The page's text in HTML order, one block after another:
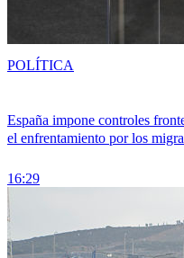
España impone controles
el enfrentamiento por los
16:29
POLÍTICA